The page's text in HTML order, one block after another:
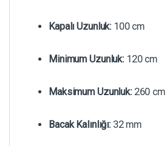
Kapalı Uzunluk: 100 cm
Minimum Uzunluk:120 cm
Maksimum Uzunluk:260 cm
Bacak Kalınlığı:32 mm